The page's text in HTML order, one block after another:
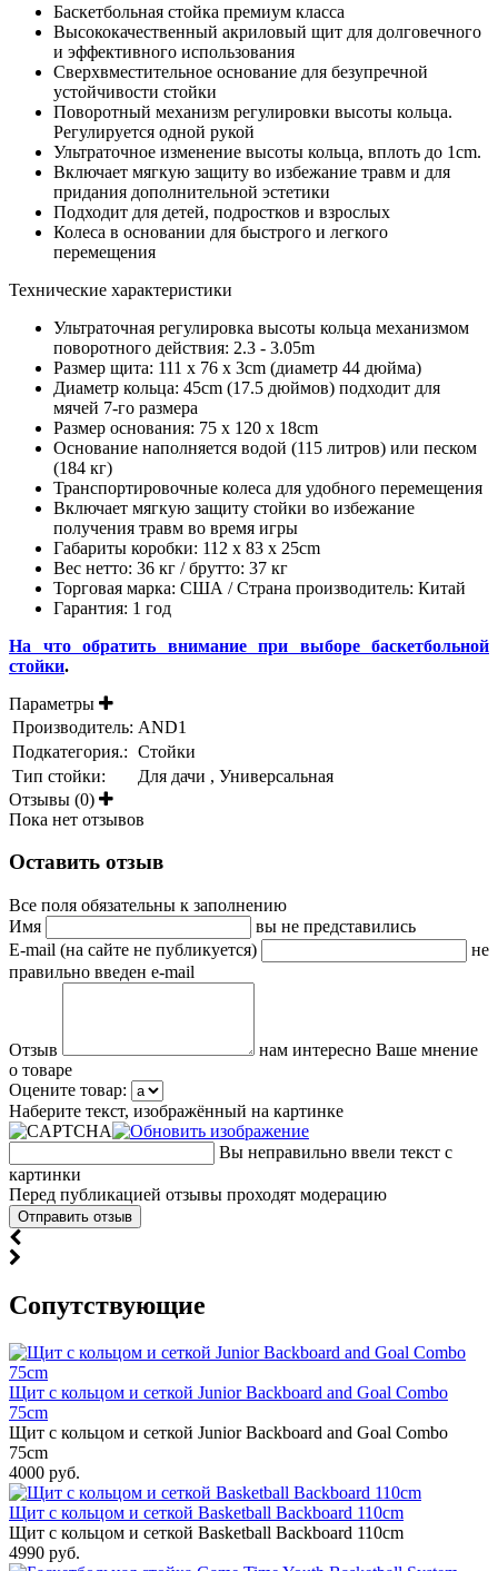
Баскетбольная стойка премиум класса
Высококачественный акриловый щит для долговечного
и эффективного использования
Сверхвместительное основание для безупречной
устойчивости стойки
Поворотный механизм регулировки высоты кольца.
Регулируется одной рукой
Ультраточное изменение высоты кольца, вплоть до 1cm.
Включает мягкую защиту во избежание травм и для
придания дополнительной эстетики
Подходит для детей, подростков и взрослых
Колеса в основании для быстрого и легкого
перемещения
Технические характеристики
Ультраточная регулировка высоты кольца механизмом
поворотного действия: 2.3 - 3.05m
Размер щита: 111 x 76 x 3cm (диаметр 44 дюйма)
Диаметр кольца: 45cm (17.5 дюймов) подходит для
мячей 7-го размера
Размер основания: 75 x 120 x 18cm
Основание наполняется водой (115 литров) или песком
(184 кг)
Транспортировочные колеса для удобного перемещения
Включает мягкую защиту стойки во избежание
получения травм во время игры
Габариты коробки: 112 х 83 х 25cm
Вес нетто: 36 кг / брутто: 37 кг
Торговая марка: США / Страна производитель: Китай
Гарантия: 1 год
На что обратить внимание при выборе баскетбольной
стойки.
Параметры
Производитель: AND1
Подкатегория.: Стойки
Тип стойки:
Для дачи , Универсальная
Отзывы (0)
Пока нет отзывов
Оставить отзыв
Все поля обязательны к заполнению
Имя
вы не представились
E-mail (на сайте не публикуется)
не
правильно введен e-mail
Отзыв
нам интересно Ваше мнение
о товаре
Оцените товар:
Наберите текст, изображённый на картинке
Вы неправильно ввели текст с
картинки
Перед публикацией отзывы проходят модерацию
Cопутствующие
Щит с кольцом и сеткой Junior Backboard and Goal Combo
75cm
Щит с кольцом и сеткой Junior Backboard and Goal Combo
75cm
4000 руб.
Щит с кольцом и сеткой Basketball Backboard 110cm
Щит с кольцом и сеткой Basketball Backboard 110cm
4990 руб.